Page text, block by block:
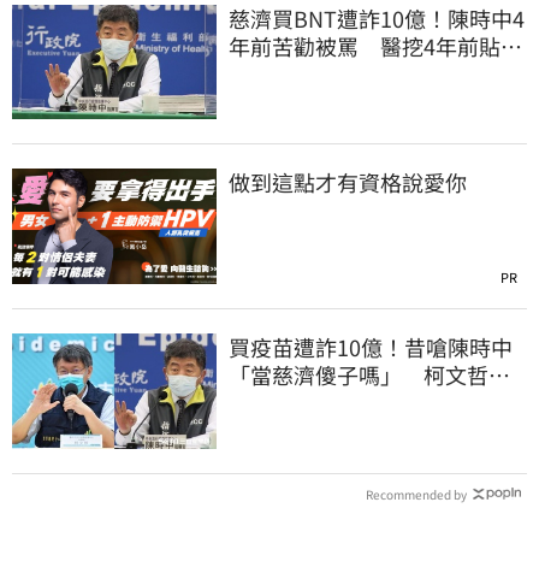
慈濟買BNT遭詐10億！陳時中4
年前苦勸被罵 醫挖4年前貼
做到這點才有資格說愛你
PR
買疫苗遭詐10億！昔嗆陳時中
「當慈濟傻子嗎」 柯文哲遭
Recommended by